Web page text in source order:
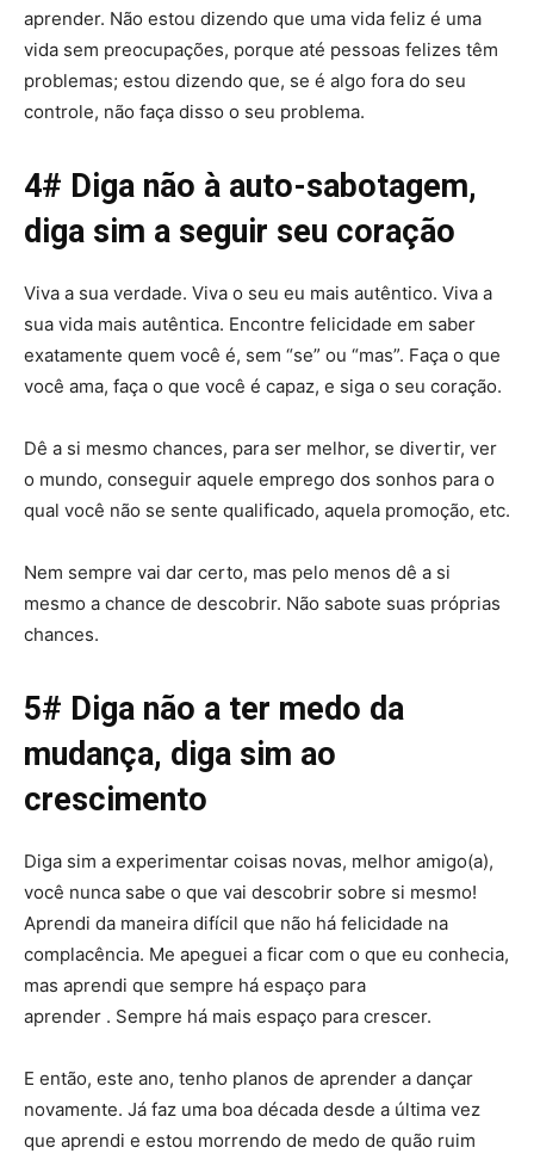
aprender. Não estou dizendo que uma vida feliz é uma
vida sem preocupações, porque até pessoas felizes têm
problemas; estou dizendo que, se é algo fora do seu
controle, não faça disso o seu problema.
4# Diga não à auto-sabotagem,
diga sim a seguir seu coração
Viva a sua verdade. Viva o seu eu mais autêntico. Viva a
sua vida mais autêntica. Encontre felicidade em saber
exatamente quem você é, sem “se” ou “mas”. Faça o que
você ama, faça o que você é capaz, e siga o seu coração.
Dê a si mesmo chances, para ser melhor, se divertir, ver
o mundo, conseguir aquele emprego dos sonhos para o
qual você não se sente qualificado, aquela promoção, etc.
Nem sempre vai dar certo, mas pelo menos dê a si
mesmo a chance de descobrir. Não sabote suas próprias
chances.
5# Diga não a ter medo da
mudança, diga sim ao
crescimento
Diga sim a experimentar coisas novas, melhor amigo(a),
você nunca sabe o que vai descobrir sobre si mesmo!
Aprendi da maneira difícil que não há felicidade na
complacência. Me apeguei a ficar com o que eu conhecia,
mas aprendi que sempre há espaço para
aprender . Sempre há mais espaço para crescer.
E então, este ano, tenho planos de aprender a dançar
novamente. Já faz uma boa década desde a última vez
que aprendi e estou morrendo de medo de quão ruim